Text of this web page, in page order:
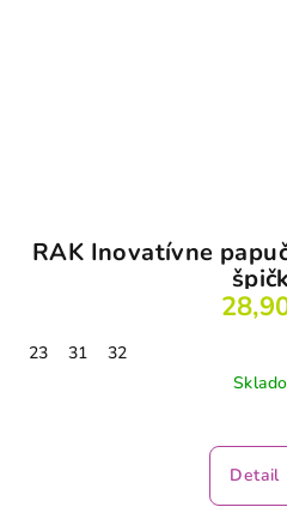
RAK Inovatívne
23 31
32
Detail